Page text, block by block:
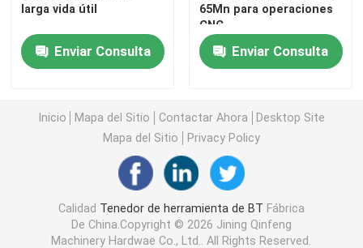
Control de calidad
Pida una cita
Tenedor de herramienta de BT
Tenedor de herramienta de SK
larga vida útil
Enviar Consulta
65Mn para operaciones
CNC
Enviar Consulta
Inicio Mapa del Sitio Contactar Ahora
Desktop Site
Mapa del Sitio
Privacy Policy
Calidad Tenedor de herramienta de BT Fábrica
De China.Copyright © 2026 Jining Qinfeng
Machinery Hardwae Co., Ltd.. All Rights Reserved.